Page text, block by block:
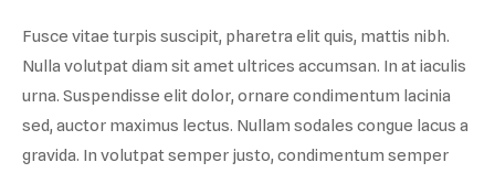
Fusce vitae turpis suscipit, pharetra elit quis, mattis nibh.
Nulla volutpat diam sit amet ultrices accumsan. In at iaculis
urna. Suspendisse elit dolor, ornare condimentum lacinia
sed, auctor maximus lectus. Nullam sodales congue lacus a
gravida. In volutpat semper justo, condimentum semper